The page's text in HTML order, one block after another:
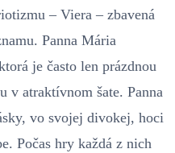
– Viera – zbavená
Panna Mária
je často len prázdnou
v atraktívnom šate. Panna
vo svojej divokej, hoci
Počas hry každá z nich